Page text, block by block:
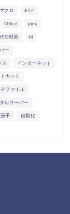
クロ FTP
Office ping
対策 ttl
ー
ス インターネット
カット
チファイル
ルサーバー
子 自動化